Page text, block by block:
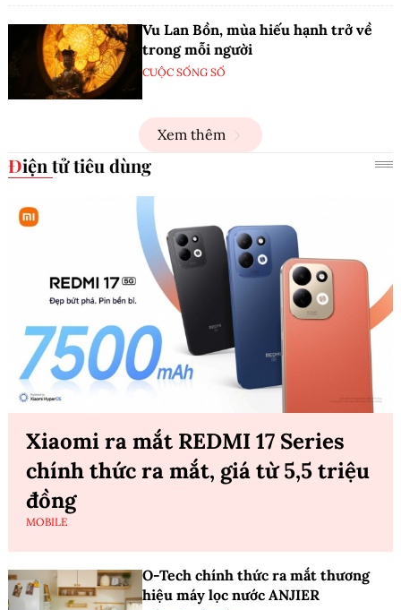
Vu Lan Bồn, mùa hiếu hạnh trở về
trong mỗi người
CUỘC SỐNG SỐ
Xem thêm
Điện tử tiêu dùng
Xiaomi ra mắt REDMI 17 Series
chính thức ra mắt, giá từ 5,5 triệu
đồng
MOBILE
O-Tech chính thức ra mắt thương
hiệu máy lọc nước ANJIER